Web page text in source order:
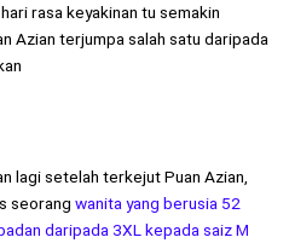
rasa keyakinan tu semakin
Azian terjumpa salah satu daripada
lagi setelah terkejut Puan Azian,
seorang wanita yang berusia 52
daripada 3XL kepada saiz M